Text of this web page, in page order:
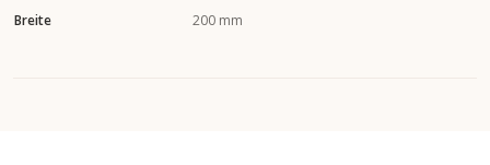
Breite 200 mm